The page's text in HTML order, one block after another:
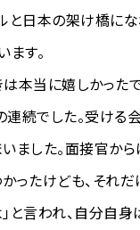
と日本の架け橋に
ます。
本当に嬉しかったで
続でした。受ける会
ました。面接官から
ったけども、それ
と言われ、自分自